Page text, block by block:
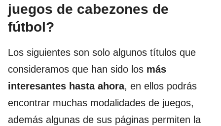
juegos de cabezones de
fútbol?
Los siguientes son solo algunos títulos que
consideramos que han sido los más
interesantes hasta ahora, en ellos podrás
encontrar muchas modalidades de juegos,
además algunas de sus páginas permiten la